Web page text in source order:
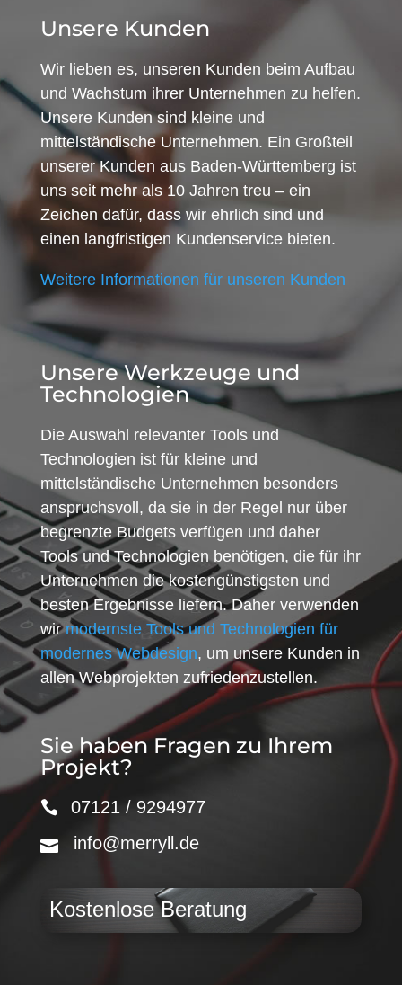
Unsere Kunden
Wir lieben es, unseren Kunden beim Aufbau
und Wachstum ihrer Unternehmen zu helfen.
Unsere Kunden sind kleine und
mittelständische Unternehmen. Ein Großteil
unserer Kunden aus Baden-Württemberg ist
uns seit mehr als 10 Jahren treu – ein
Zeichen dafür, dass wir ehrlich sind und
einen langfristigen Kundenservice bieten.
Weitere Informationen für unseren Kunden
Unsere Werkzeuge und
Technologien
Die Auswahl relevanter Tools und
Technologien ist für kleine und
mittelständische Unternehmen besonders
anspruchsvoll, da sie in der Regel nur über
begrenzte Budgets verfügen und daher
Tools und Technologien benötigen, die für ihr
Unternehmen die kostengünstigsten und
besten Ergebnisse liefern. Daher verwenden
wirmodernste Tools und Technologien für
modernes Webdesign, um unsere Kunden in
allen Webprojekten zufriedenzustellen.
Sie haben Fragen zu Ihrem
Projekt?
07121 / 9294977
info@merryll.de
Kostenlose Beratung